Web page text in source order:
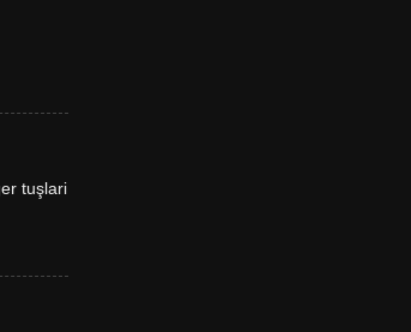
tuşlari